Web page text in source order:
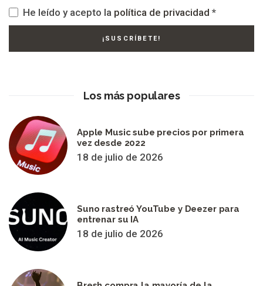
He leído y acepto la política de privacidad *
Los más populares
Apple Music sube precios por primera
vez desde 2022
18 de julio de 2026
Suno rastreó YouTube y Deezer para
entrenar su IA
18 de julio de 2026